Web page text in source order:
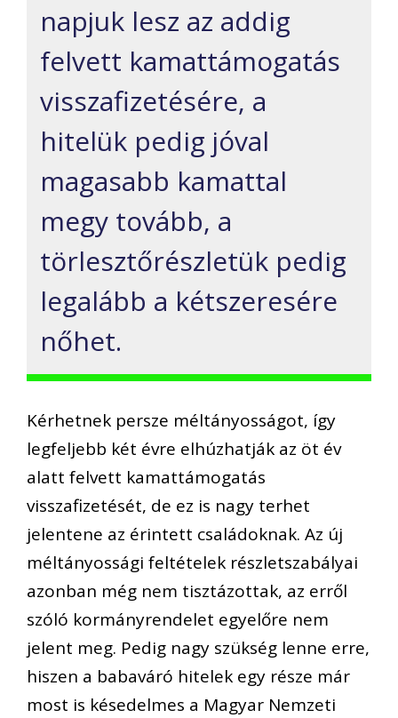
napjuk lesz az addig
felvett kamattámogatás
visszafizetésére, a
hitelük pedig jóval
magasabb kamattal
megy tovább, a
törlesztőrészletük pedig
legalább a kétszeresére
nőhet.
Kérhetnek persze méltányosságot, így
legfeljebb két évre elhúzhatják az öt év
alatt felvett kamattámogatás
visszafizetését, de ez is nagy terhet
jelentene az érintett családoknak. Az új
méltányossági feltételek részletszabályai
azonban még nem tisztázottak, az erről
szóló kormányrendelet egyelőre nem
jelent meg. Pedig nagy szükség lenne erre,
hiszen a babaváró hitelek egy része már
most is késedelmes a Magyar Nemzeti